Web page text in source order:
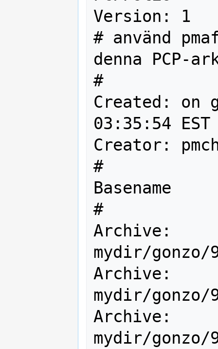
Version: 1
# använd
denna PCP-
#
Created: on
03:35:54 EST
Creator:
#
Basename
#
Archive:
mydir/gonzo/
Archive:
mydir/gonzo/
Archive:
mydir/gonzo/